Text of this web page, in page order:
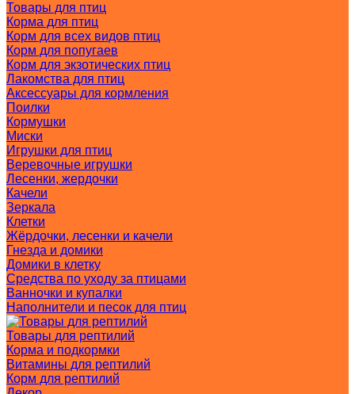
Товары для птиц
Корма для птиц
Корм для всех видов птиц
Корм для попугаев
Корм для экзотических птиц
Лакомства для птиц
Аксессуары для кормления
Поилки
Кормушки
Миски
Игрушки для птиц
Веревочные игрушки
Лесенки, жердочки
Качели
Зеркала
Клетки
Жёрдочки, лесенки и качели
Гнезда и домики
Домики в клетку
Средства по уходу за птицами
Ванночки и купалки
Наполнители и песок для птиц
Товары для рептилий
Корма и подкормки
Витамины для рептилий
Корм для рептилий